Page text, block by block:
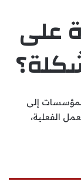
على
إلى
الفعلية،